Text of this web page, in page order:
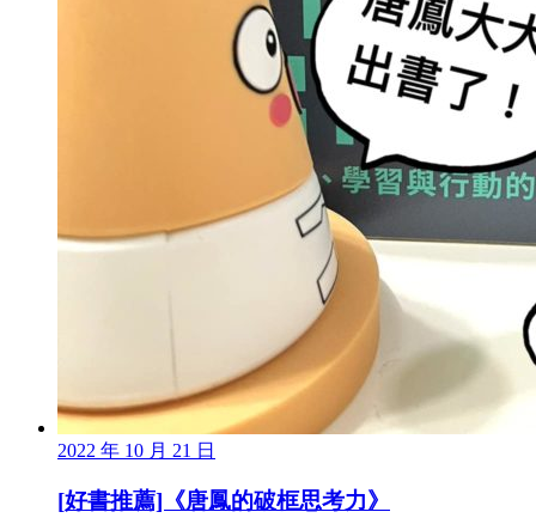
2022 年 10 月 21 日
[好書推薦]《唐鳳的破框思考力》